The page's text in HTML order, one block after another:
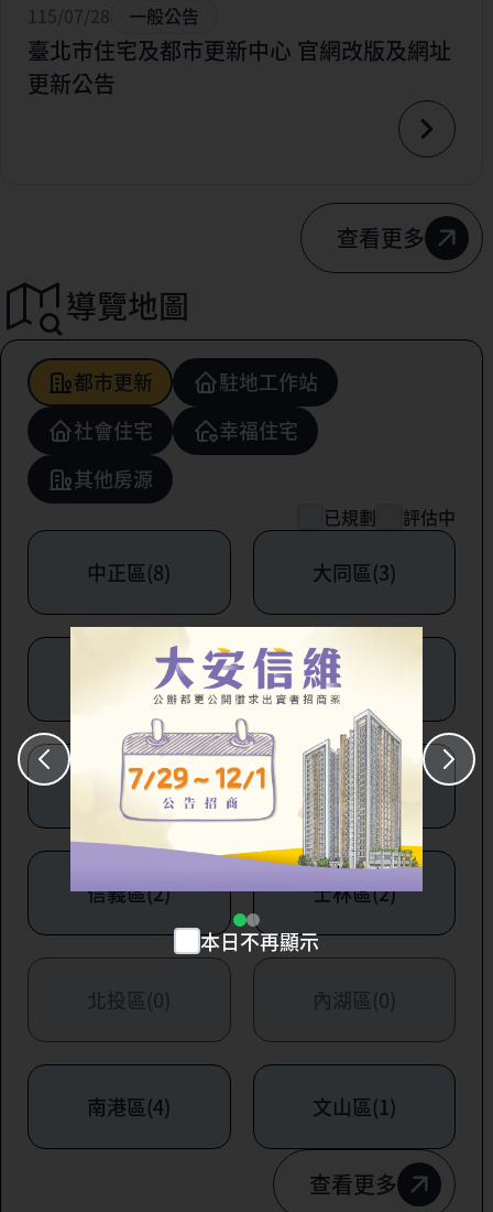
115/07/28 一般公告
臺北市住宅及都市更新中心 官網改版及網址
更新公告
查看更多
導覽地圖
都市更新
駐地工作站
社會住宅
幸福住宅
其他房源
已規劃 評估中
中正區(8) 大同區(3)
中山區(6) 松山區(1)
大安區(7) 萬華區(1)
信義區(2) 士林區(2)
北投區(0) 內湖區(0)
南港區(4) 文山區(1)
查看更多
本日不再顯示